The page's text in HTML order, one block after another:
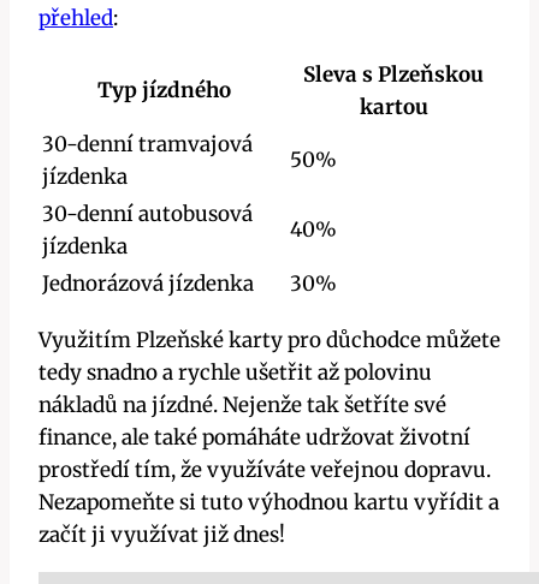
přehled:
Typ jízdného
Sleva s Plzeňskou
kartou
30-denní tramvajová
jízdenka
50%
30-denní autobusová
jízdenka
40%
Jednorázová jízdenka 30%
Využitím Plzeňské karty pro důchodce můžete
tedy snadno a rychle ušetřit až polovinu
nákladů na jízdné. Nejenže tak šetříte své
finance, ale také pomáháte udržovat životní
prostředí tím, že využíváte veřejnou dopravu.
Nezapomeňte si tuto výhodnou kartu vyřídit a
začít ji využívat již dnes!